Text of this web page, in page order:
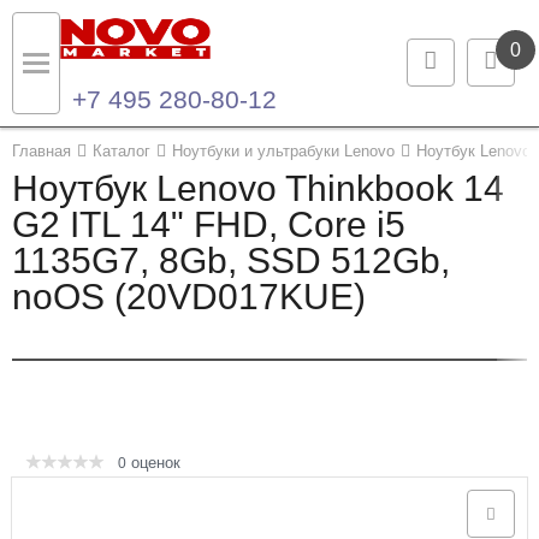
0
+7 495 280-80-12
Главная Каталог Ноутбуки и ультрабуки Lenovo Ноутбук Lenovo
Ноутбук Lenovo Thinkbook 14
G2 ITL 14" FHD, Core i5
1135G7, 8Gb, SSD 512Gb,
noOS (20VD017KUE)
0 оценок
Назад
Каталог продукции
Ноутбуки и ультрабуки
Компьютеры
Опции и комплектующие
Назад
Контакты
Контактная информация